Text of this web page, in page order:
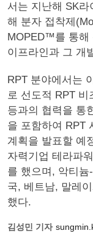
서는 지난해 SK
해 분자 접착제
MOPED™를 통해
이프라인과 그 개
RPT 분야에서는
로 선도적 RPT 비
등과의 협력을 통
을 포함하여 RPT
계획을 발표할 예
자력기업 테라파
를 했으며, 악티
국, 베트남, 말레
했다.
김성민 기자